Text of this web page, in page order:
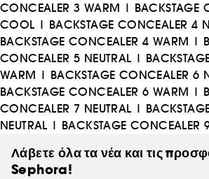
CONCEALER 3 WARM | BACKSTAGE
COOL | BACKSTAGE CONCEALER 4
BACKSTAGE CONCEALER 4 WARM |
CONCEALER 5 NEUTRAL |
WARM | BACKSTAGE CONCEALER 6
BACKSTAGE CONCEALER 6 WARM |
CONCEALER 7 NEUTRAL |
NEUTRAL | BACKSTAGE CONCEALER
Λάβετε όλα τα νέα και τις
Sephora!